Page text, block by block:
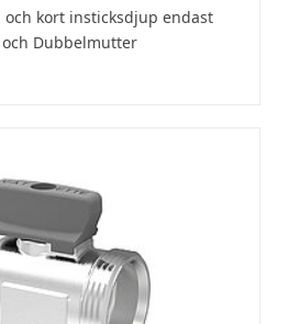
och kort insticksdjup endast
Dubbelmutter